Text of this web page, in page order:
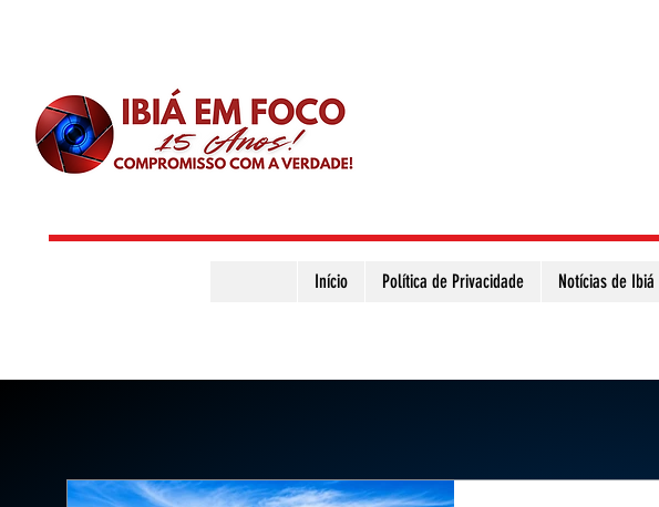
Início Política de Privacidade Notícias de Ibiá